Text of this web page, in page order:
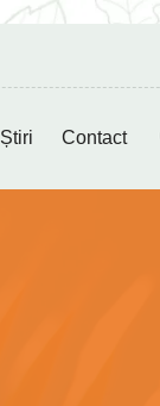
Știri Contact